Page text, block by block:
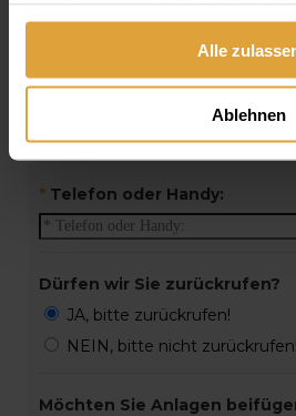
gesammelt haben.
Alle
Ablehnen
* Telefon oder Handy:
Dürfen wir Sie zurückrufen?
JA, bitte zurückrufen!
NEIN, bitte nicht zurückrufen!
Möchten Sie Anlagen